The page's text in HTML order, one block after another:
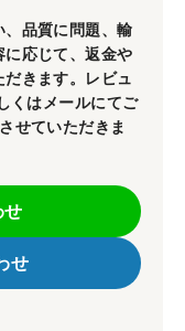
品質に問題、輸
応じて、返金や
きます。レビュ
くはメールにてご
せていただきま
せ
せ